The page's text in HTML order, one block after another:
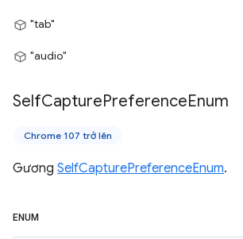
"tab"
"audio"
SelfCapturePreferenceEnum
Chrome 107 trở lên
Gương SelfCapturePreferenceEnum.
ENUM